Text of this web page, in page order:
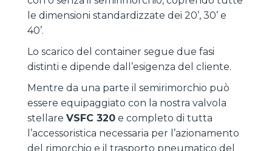
le dimensioni standardizzate dei 20’, 30’ e
40’.
Lo scarico del container segue due fasi
distinti e dipende dall’esigenza del cliente.
Mentre da una parte il semirimorchio può
essere equipaggiato con la nostra valvola
stellare VSFC 320 e completo di tutta
l’accessoristica necessaria per l’azionamento
del rimorchio e il trasporto pneumatico del